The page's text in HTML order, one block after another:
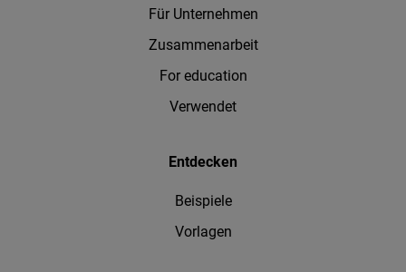
Für Unternehmen
Zusammenarbeit
For education
Verwendet
Entdecken
Beispiele
Vorlagen